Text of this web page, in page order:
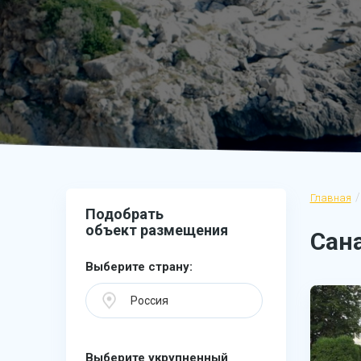
Главная
Подобрать
объект размещения
Выберите страну:
Россия
Выберите укрупненный